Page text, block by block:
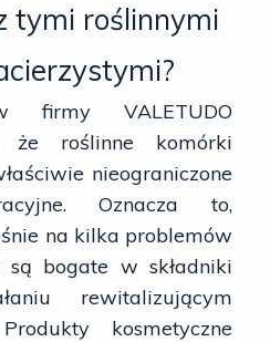
tymi roślinnymi
firmyVALETUDO
że roślinne komórki
nieograniczone
Oznacza to,
na kilka problemów
są bogate w składniki
rewitalizującym
kosmetyczne